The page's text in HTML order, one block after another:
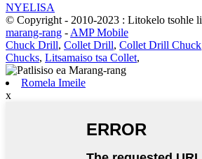
NYELISA
© Copyright - 2010-2023 : Litokelo tsohle li
marang-rang - AMP Mobile
Chuck Drill, Collet Drill, Collet Drill Chuck
Chucks, Litsamaiso tsa Collet,
Romela Imeile
x